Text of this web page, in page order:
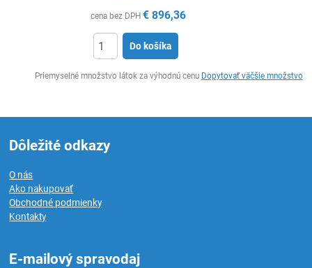
cena bez DPH € 896,36
Do košíka
Priemyselné množstvo látok za výhodnú cenu Dopytovať väčšie množstvo
Dôležité odkazy
O nás
Ako nakupovať
Obchodné podmienky
Kontakty
E-mailový spravodaj